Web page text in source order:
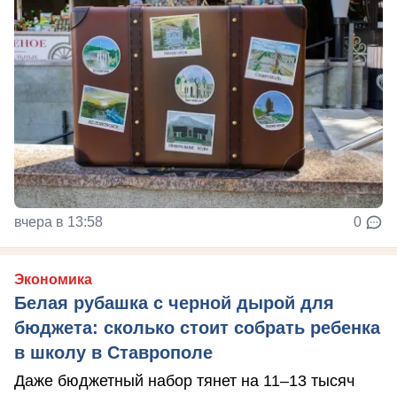
вчера в 13:58 0
Экономика
Белая рубашка с черной дырой для
бюджета: сколько стоит собрать ребенка
в школу в Ставрополе
Даже бюджетный набор тянет на 11–13 тысяч